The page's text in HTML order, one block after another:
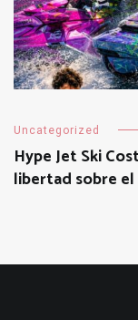
Uncategorized
Hype Jet Ski
libertad sobre